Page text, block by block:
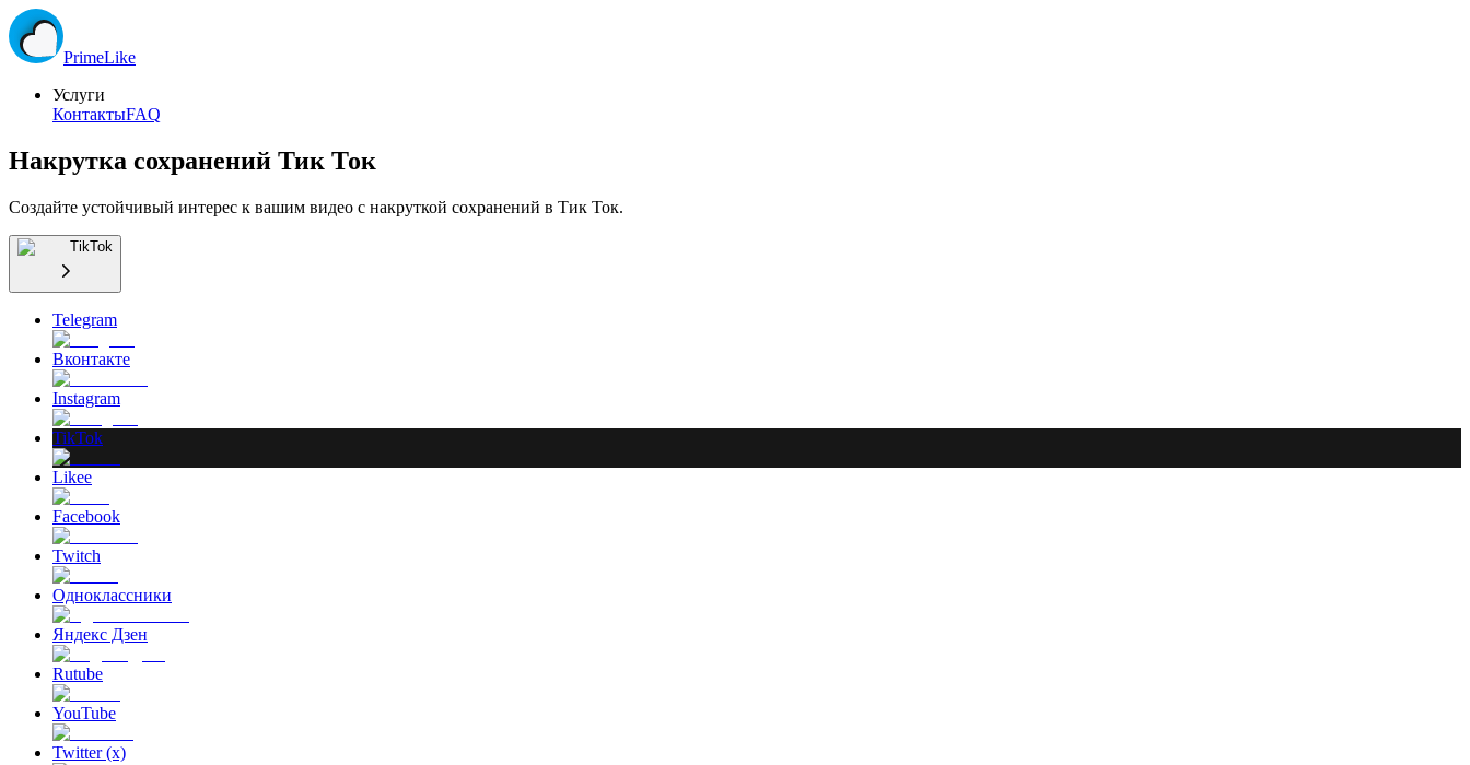
PrimeLike
Услуги
КонтактыFAQ
Накрутка сохранений Тик Ток
Создайте устойчивый интерес к вашим видео с накруткой сохранений в Тик Ток.
TikTok
Telegram
Вконтакте
Instagram
TikTok
Likee
Facebook
Twitch
Одноклассники
Яндекс Дзен
Rutube
YouTube
Twitter (x)